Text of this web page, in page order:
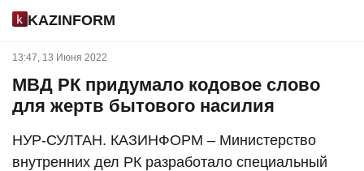
KAZINFORM
13:47, 13 Июня 2022
МВД РК придумало кодовое слово
для жертв бытового насилия
НУР-СУЛТАН. КАЗИНФОРМ – Министерство
внутренних дел РК разработало специальный